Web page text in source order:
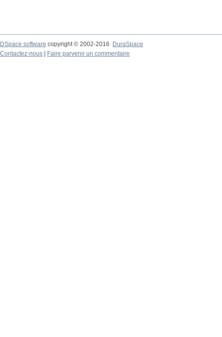
DSpace software copyright © 2002-2016
DuraSpace
Contactez-nous
Faire parvenir un commentaire